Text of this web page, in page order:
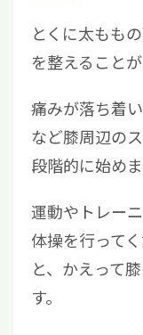
とくに太もも
を整えることが
痛みが落ち着
など膝周辺の
段階的に始めま
運動やトレー
体操を行って
と、かえって
す。